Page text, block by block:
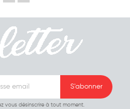
vous désinscrire à tout moment.